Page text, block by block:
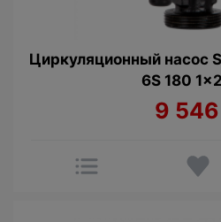
Циркуляционный насос
6S 180
9 546